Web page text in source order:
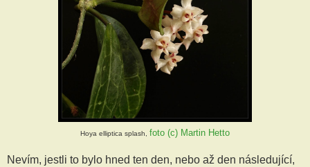
Hoya elliptica splash, foto (c) Martin Hetto
Nevím, jestli to bylo hned ten den, nebo až den následující,